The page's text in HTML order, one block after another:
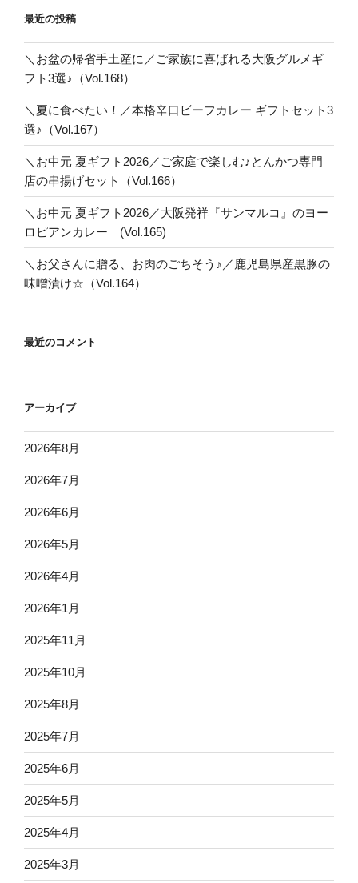
り
最近の投稿
＼お盆の帰省手土産に／ご家族に喜ばれる大阪グルメギ
フト3選♪（Vol.168）
＼夏に食べたい！／本格辛口ビーフカレー ギフトセット3
選♪（Vol.167）
＼お中元 夏ギフト2026／ご家庭で楽しむ♪とんかつ専門
店の串揚げセット（Vol.166）
＼お中元 夏ギフト2026／大阪発祥『サンマルコ』のヨー
ロピアンカレー (Vol.165)
＼お父さんに贈る、お肉のごちそう♪／鹿児島県産黒豚の
味噌漬け☆（Vol.164）
最近のコメント
アーカイブ
2026年8月
2026年7月
2026年6月
2026年5月
2026年4月
2026年1月
2025年11月
2025年10月
2025年8月
2025年7月
2025年6月
2025年5月
2025年4月
2025年3月